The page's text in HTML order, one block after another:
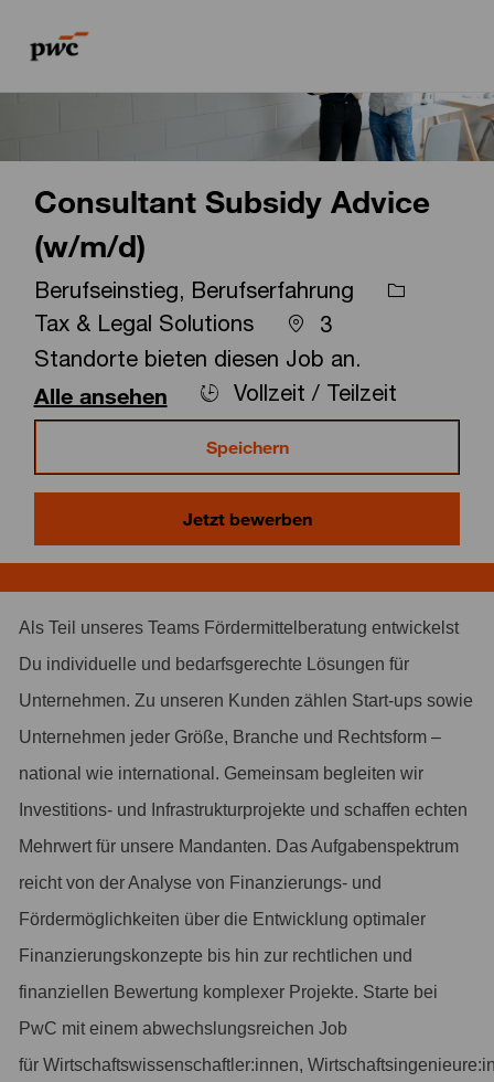
Consultant Subsidy Advice
(w/m/d)
Berufseinstieg, Berufserfahrung
Tax & Legal Solutions
3
Standorte bieten diesen Job an.
Alle ansehen
Vollzeit / Teilzeit
Speichern
Jetzt bewerben
Als Teil unseres Teams Fördermittelberatung entwickelst
Du individuelle und bedarfsgerechte Lösungen für
Unternehmen. Zu unseren Kunden zählen Start-ups sowie
Unternehmen jeder Größe, Branche und Rechtsform –
national wie international. Gemeinsam begleiten wir
Investitions- und Infrastrukturprojekte und schaffen echten
Mehrwert für unsere Mandanten. Das Aufgabenspektrum
reicht von der Analyse von Finanzierungs- und
Fördermöglichkeiten über die Entwicklung optimaler
Finanzierungskonzepte bis hin zur rechtlichen und
finanziellen Bewertung komplexer Projekte. Starte bei
PwC mit einem abwechslungsreichen Job
für Wirtschaftswissenschaftler:innen,